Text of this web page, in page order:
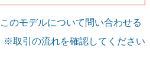
このモデルについて問い合わせる
※取引の流れを確認してください